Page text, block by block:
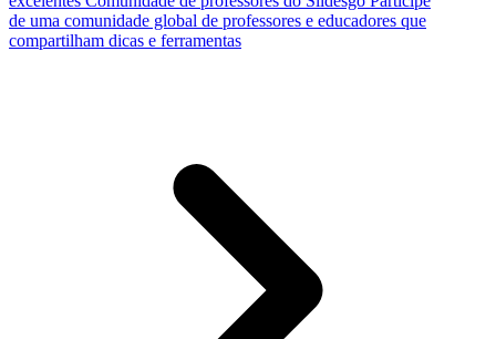
de uma comunidade global de professores e educadores que
compartilham dicas e ferramentas